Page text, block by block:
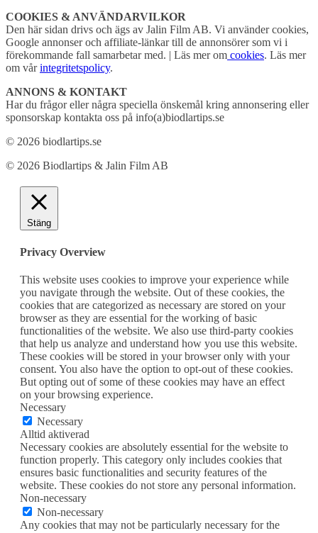
COOKIES & ANVÄNDARVILKOR
Den här sidan drivs och ägs av Jalin Film AB. Vi använder cookies,
Google annonser och affiliate-länkar till de annonsörer som vi i
förekommande fall samarbetar med. | Läs mer om cookies. Läs mer
om vårintegritetspolicy.
ANNONS & KONTAKT
Har du frågor eller några speciella önskemål kring annonsering eller
sponsorskap kontakta oss på info(a)biodlartips.se
© 2026 biodlartips.se
© 2026 Biodlartips & Jalin Film AB
Stäng
Privacy Overview
This website uses cookies to improve your experience while
you navigate through the website. Out of these cookies, the
cookies that are categorized as necessary are stored on your
browser as they are essential for the working of basic
functionalities of the website. We also use third-party cookies
that help us analyze and understand how you use this website.
These cookies will be stored in your browser only with your
consent. You also have the option to opt-out of these cookies.
But opting out of some of these cookies may have an effect
on your browsing experience.
Necessary
Necessary
Alltid aktiverad
Necessary cookies are absolutely essential for the website to
function properly. This category only includes cookies that
ensures basic functionalities and security features of the
website. These cookies do not store any personal information.
Non-necessary
Non-necessary
Any cookies that may not be particularly necessary for the